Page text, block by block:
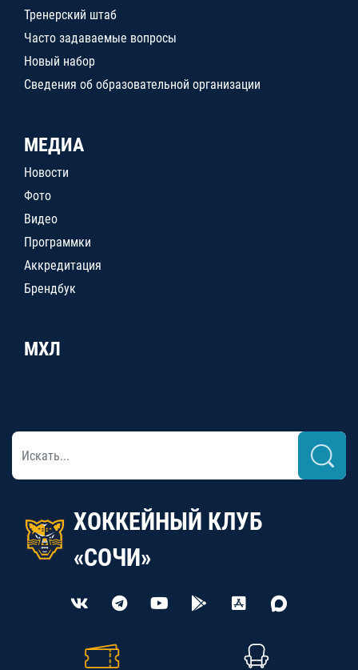
Тренерский штаб
Часто задаваемые вопросы
Новый набор
Сведения об образовательной организации
МЕДИА
Новости
Фото
Видео
Программки
Аккредитация
Брендбук
МХЛ
ХОККЕЙНЫЙ КЛУБ
«СОЧИ»